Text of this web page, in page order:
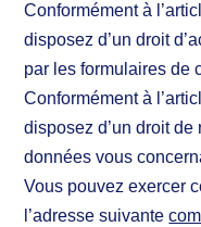
Conformément à
disposez d’un droit
par les formulaires de
Conformément à
disposez d’un droit
données vous
Vous pouvez exercer
l’adresse suivante